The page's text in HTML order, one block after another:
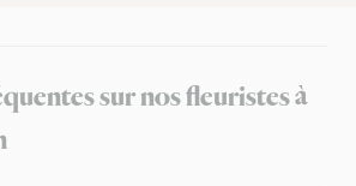
sur nos fleuristes à